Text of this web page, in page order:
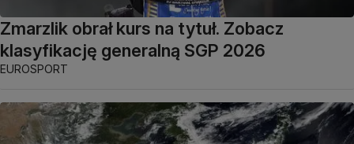
Zmarzlik obrał kurs na tytuł. Zobacz
klasyfikację generalną SGP 2026
EUROSPORT